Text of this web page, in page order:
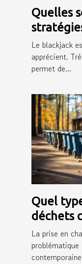
Quelles
blackjack
Le blackjack
apprécient.
permet de...
Quel
déchets
gestion
?
La prise en